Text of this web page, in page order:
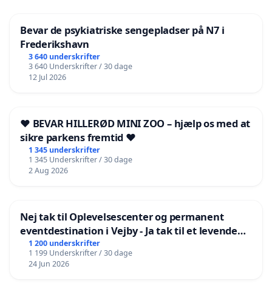
Bevar de psykiatriske sengepladser på N7 i
Frederikshavn
3 640 underskrifter
3 640 Underskrifter / 30 dage
12 Jul 2026
❤️ BEVAR HILLERØD MINI ZOO – hjælp os med at
sikre parkens fremtid ❤️
1 345 underskrifter
1 345 Underskrifter / 30 dage
2 Aug 2026
Nej tak til Oplevelsescenter og permanent
eventdestination i Vejby - Ja tak til et levende
lokalområde i balance
1 200 underskrifter
1 199 Underskrifter / 30 dage
24 Jun 2026